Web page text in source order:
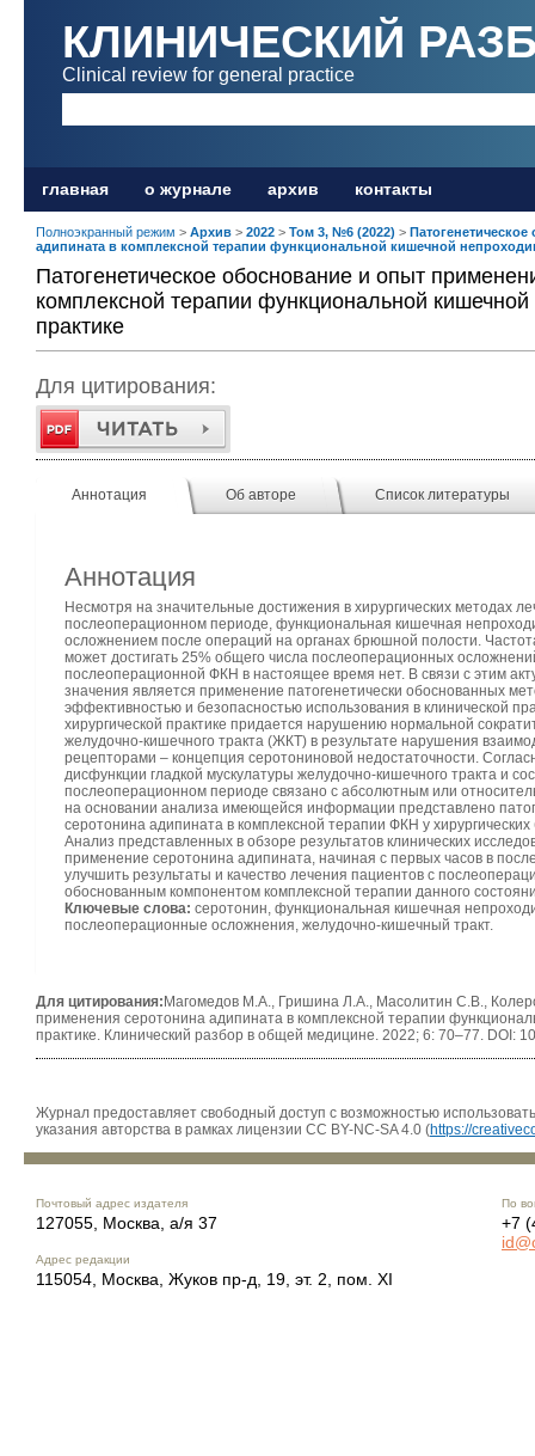
КЛИНИЧЕСКИЙ
Clinical review for general practice
главная о журнале архив контакты
Полноэкранный режим > Архив > 2022 > Том 3, №6 (2022) >
адипината в комплексной терапии функциональной кишечной
Патогенетическое обоснование и опыт
комплексной терапии функциональной
практике
Для цитирования:
Аннотация Об авторе Список литературы
Аннотация
Несмотря на значительные достижения в хирургических методах
послеоперационном периоде, функциональная кишечная
осложнением после операций на органах брюшной полости.
может достигать 25% общего числа послеоперационных
послеоперационной ФКН в настоящее время нет. В связи с этим
значения является применение патогенетически обоснованных
эффективностью и безопасностью использования в клинической
хирургической практике придается нарушению нормальной
желудочно-кишечного тракта (ЖКТ) в результате нарушения
рецепторами – концепция серотониновой недостаточности.
дисфункции гладкой мускулатуры желудочно-кишечного тракта и
послеоперационном периоде связано с абсолютным или
на основании анализа имеющейся информации представлено
серотонина адипината в комплексной терапии ФКН у
Анализ представленных в обзоре результатов клинических
применение серотонина адипината, начиная с первых часов в
улучшить результаты и качество лечения пациентов с
обоснованным компонентом комплексной терапии данного
Ключевые слова: серотонин, функциональная кишечная
послеоперационные осложнения, желудочно-кишечный тракт.
Для цитирования: Магомедов М.А., Гришина Л.А., Масолитин С.В.,
применения серотонина адипината в комплексной терапии
практике. Клинический разбор в общей медицине. 2022; 6: 70–77. DOI:
Журнал предоставляет свободный доступ с возможностью
указания авторства в рамках лицензии CC BY-NC-SA 4.0 (https://
Почтовый адрес издателя
127055, Москва, а/я 37
Адрес редакции
115054, Москва, Жуков пр-д, 19, эт. 2, пом. XI
По
+7